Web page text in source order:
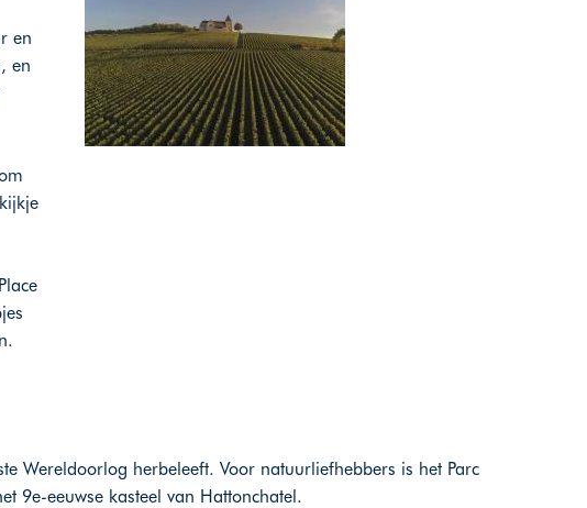
en
en
Wereldoorlog herbeleeft. Voor natuurliefhebbers is het Parc
9e-eeuwse kasteel van Hattonchatel.